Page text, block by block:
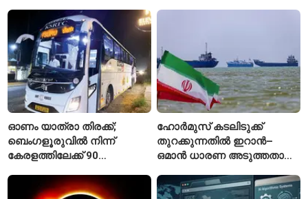
ഓണം യാത്രാ തിരക്ക്;
ബെംഗളൂരുവിൽ നിന്ന്
കേരളത്തിലേക്ക് 90
ഹോർമുസ് കടലിടുക്ക്
തുറക്കുന്നതിൽ ഇറാൻ–
ഒമാൻ ധാരണ അടുത്തതായി;
ടെഹ്റാൻ